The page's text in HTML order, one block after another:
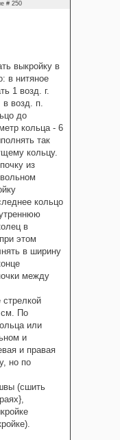
# 250
выкройку в
в нитяное
1 возд. г.
в возд. п.
до
кольца - 6
так
кольцу.
из
кольцо
в
этом
в ширину
между
см. По
или
и
и правая
но по
(сшить